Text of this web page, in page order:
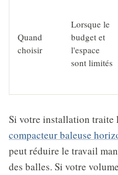
Quand
choisir
Lorsque le
budget et
l'espace
sont limités
Si votre installation traite
compacteur baleuse
peut réduire le travail
des balles. Si votre